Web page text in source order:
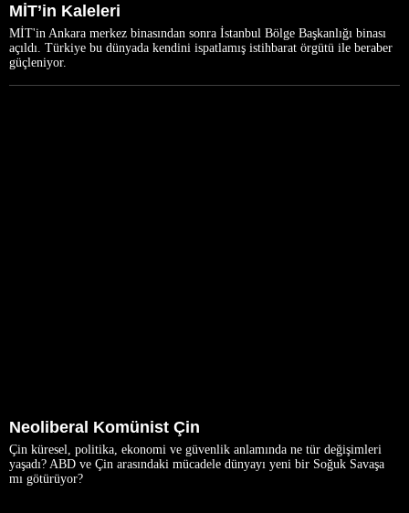
MİT’in Kaleleri
MİT'in Ankara merkez binasından sonra İstanbul Bölge Başkanlığı binası
açıldı. Türkiye bu dünyada kendini ispatlamış istihbarat örgütü ile beraber
güçleniyor.
Neoliberal Komünist Çin
Çin küresel, politika, ekonomi ve güvenlik anlamında ne tür değişimleri
yaşadı? ABD ve Çin arasındaki mücadele dünyayı yeni bir Soğuk Savaşa
mı götürüyor?